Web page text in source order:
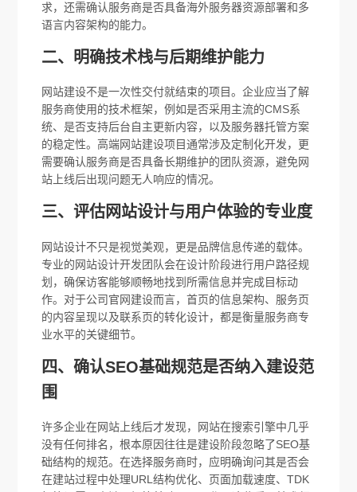
求，还需确认服务商是否具备海外服务器资源部署和多
语言内容架构的能力。
二、明确技术栈与后期维护能力
网站建设不是一次性交付就结束的项目。企业应当了解
服务商使用的技术框架，例如是否采用主流的CMS系
统、是否支持后台自主更新内容，以及服务器托管方案
的稳定性。高端网站建设项目通常涉及定制化开发，更
需要确认服务商是否具备长期维护的团队资源，避免网
站上线后出现问题无人响应的情况。
三、评估网站设计与用户体验的专业度
网站设计不只是视觉美观，更是品牌信息传递的载体。
专业的网站设计开发团队会在设计阶段进行用户路径规
划，确保访客能够顺畅地找到所需信息并完成目标动
作。对于公司官网建设而言，首页的信息架构、服务页
的内容呈现以及联系页的转化设计，都是衡量服务商专
业水平的关键细节。
四、确认SEO基础规范是否纳入建设范
围
许多企业在网站上线后才发现，网站在搜索引擎中几乎
没有任何排名，根本原因往往是建设阶段忽略了SEO基
础结构的规范。在选择服务商时，应明确询问其是否会
在建站过程中处理URL结构优化、页面加载速度、TDK